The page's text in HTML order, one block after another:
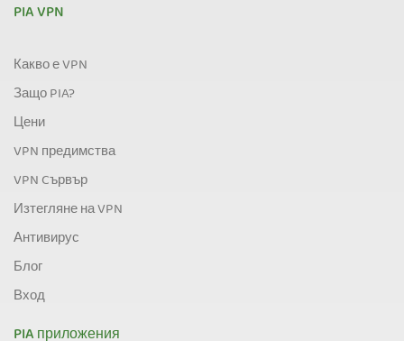
PIA VPN
Какво е VPN
Защо PIA?
Цени
VPN предимства
VPN Cървър
Изтегляне на VPN
Антивирус
Блог
Вход
PIA приложения